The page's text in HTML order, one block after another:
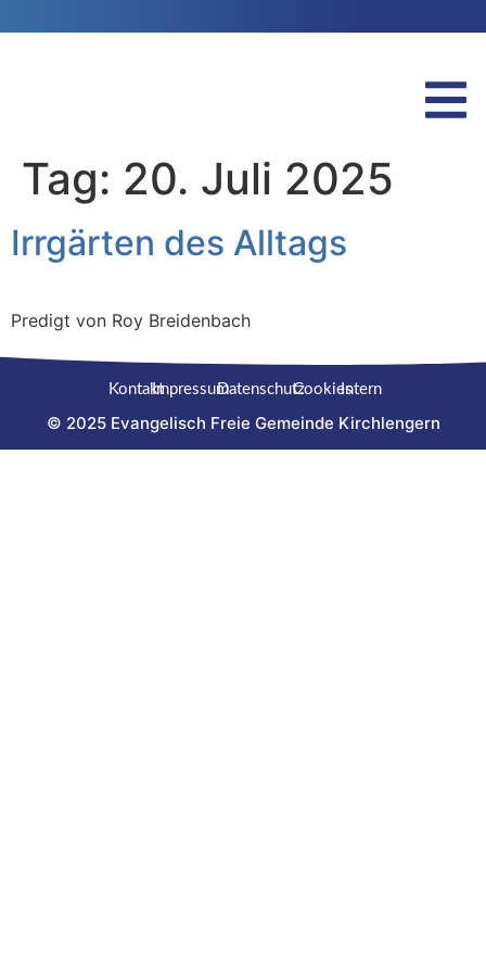
Tag: 20. Juli 2025
Irrgärten des Alltags
Predigt von Roy Breidenbach
KontaktImpressumDatenschutzCookiesIntern
© 2025 Evangelisch Freie Gemeinde Kirchlengern